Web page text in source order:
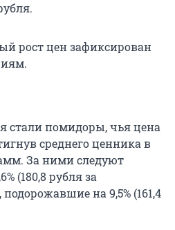
рост цен зафиксирован
стали помидоры, чья цена
среднего ценника в
За ними следуют
(180,8 рубляза
на 9,5% (161,4